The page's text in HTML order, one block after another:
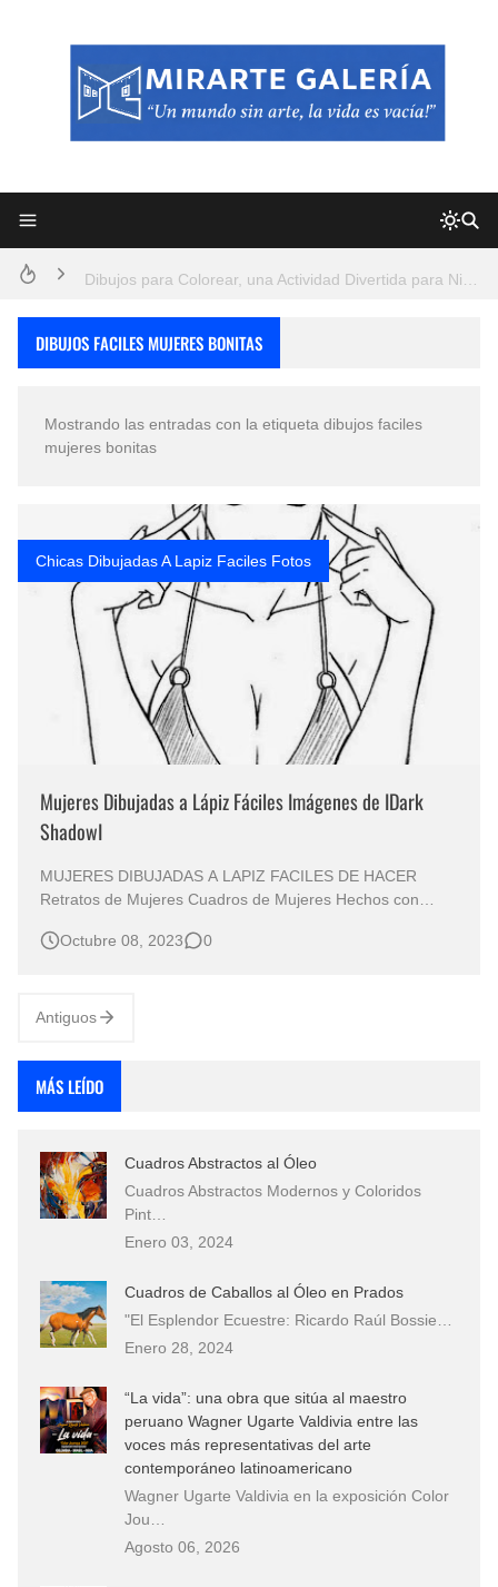
San Valentín Dibujos a Lápiz del 14 de Febrero
Que significan los cuadros de negras africanas?
El mundo del arte en pintura surrealista
DIBUJOS FACILES MUJERES BONITAS
Mostrando las entradas con la etiqueta dibujos faciles
mujeres bonitas
Chicas Dibujadas A Lapiz Faciles Fotos
Mujeres Dibujadas a Lápiz Fáciles Imágenes de IDark
ShadowI
MUJERES DIBUJADAS A LAPIZ FACILES DE HACER
Retratos de Mujeres Cuadros de Mujeres Hechos con
Mujeres Mujeres en Ropa Interior Pintadas a Lápiz
Octubre 08, 2023 0
Antiguos
MÁS LEÍDO
Cuadros Abstractos al Óleo
Cuadros Abstractos Modernos y Coloridos
Pint…
Enero 03, 2024
Cuadros de Caballos al Óleo en Prados
"El Esplendor Ecuestre: Ricardo Raúl Bossie…
Enero 28, 2024
“La vida”: una obra que sitúa al maestro
peruano Wagner Ugarte Valdivia entre las
voces más representativas del arte
contemporáneo latinoamericano
Wagner Ugarte Valdivia en la exposición Color
Jou…
Agosto 06, 2026